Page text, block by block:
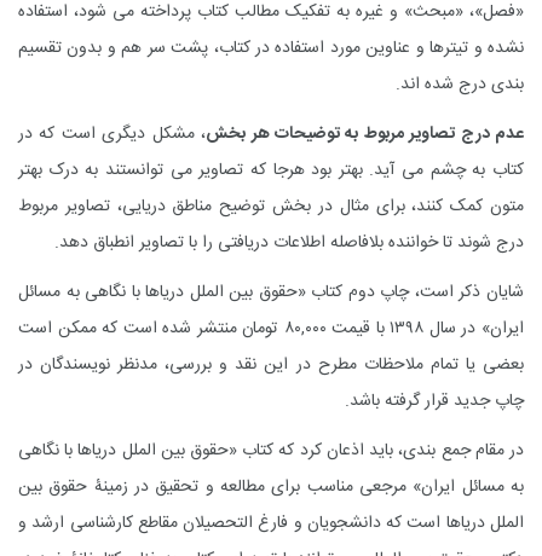
«فصل»، «مبحث» و غیره به تفکیک مطالب کتاب پرداخته می شود، استفاده
نشده و تیترها و عناوین مورد استفاده در کتاب، پشت سر هم و بدون تقسیم
بندی درج شده اند.
عدم درج تصاویر مربوط به توضیحات هر بخش، مشکل دیگری است که در
کتاب به چشم می آید. بهتر بود هرجا که تصاویر می توانستند به درک بهتر
متون کمک کنند، برای مثال در بخش توضیح مناطق دریایی، تصاویر مربوط
درج شوند تا خواننده بلافاصله اطلاعات دریافتی را با تصاویر انطباق دهد.
شایان ذکر است، چاپ دوم کتاب «حقوق بین الملل دریاها با نگاهی به مسائل
ایران» در سال ۱۳۹۸ با قیمت ۸۰,۰۰۰ تومان منتشر شده است که ممکن است
بعضی یا تمام ملاحظات مطرح در این نقد و بررسی، مدنظر نویسندگان در
چاپ جدید قرار گرفته باشد.
در مقام جمع بندی، باید اذعان کرد که کتاب «حقوق بین الملل دریاها با نگاهی
به مسائل ایران» مرجعی مناسب برای مطالعه و تحقیق در زمینۀ حقوق بین
الملل دریاها است که دانشجویان و فارغ التحصیلان مقاطع کارشناسی ارشد و